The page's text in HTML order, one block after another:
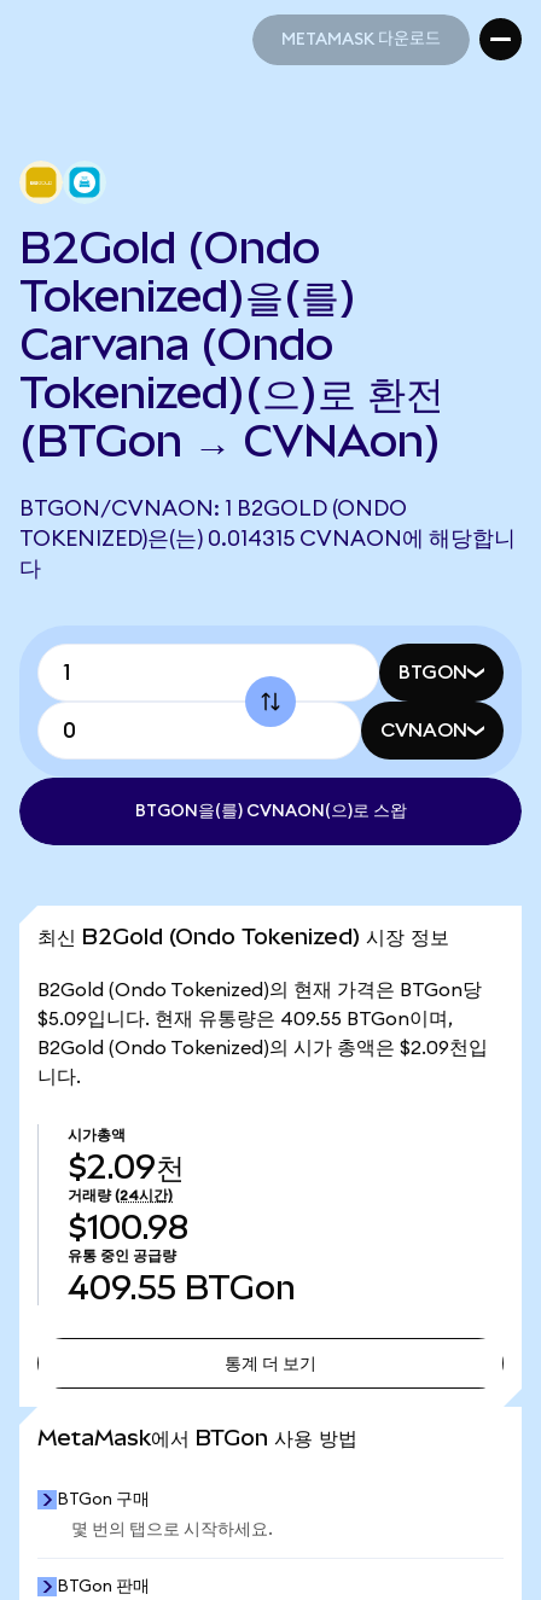
METAMASK 다운로드
B2Gold (Ondo
Tokenized)을(를)
Carvana (Ondo
Tokenized)(으)로 환전
(BTGon → CVNAon)
BTGON/CVNAON: 1 B2GOLD (ONDO
TOKENIZED)은(는) 0.014315 CVNAON에 해당합니
다
BTGON
CVNAON
BTGON을(를) CVNAON(으)로 스왑
최신 B2Gold (Ondo Tokenized) 시장 정보
B2Gold (Ondo Tokenized)의 현재 가격은 BTGon당
$5.09입니다. 현재 유통량은 409.55 BTGon이며,
B2Gold (Ondo Tokenized)의 시가 총액은 $2.09천입
니다.
시가총액
$2.09천
거래량 (24시간)
$100.98
유통 중인 공급량
409.55 BTGon
통계 더 보기
MetaMask에서 BTGon 사용 방법
BTGon 구매
몇 번의 탭으로 시작하세요.
BTGon 판매